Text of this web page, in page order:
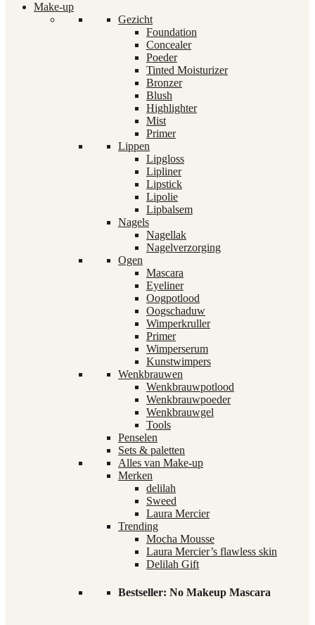
Make-up
Gezicht
Foundation
Concealer
Poeder
Tinted Moisturizer
Bronzer
Blush
Highlighter
Mist
Primer
Lippen
Lipgloss
Lipliner
Lipstick
Lipolie
Lipbalsem
Nagels
Nagellak
Nagelverzorging
Ogen
Mascara
Eyeliner
Oogpotlood
Oogschaduw
Wimperkruller
Primer
Wimperserum
Kunstwimpers
Wenkbrauwen
Wenkbrauwpotlood
Wenkbrauwpoeder
Wenkbrauwgel
Tools
Penselen
Sets & paletten
Alles van Make-up
Merken
delilah
Sweed
Laura Mercier
Trending
Mocha Mousse
Laura Mercier’s flawless skin
Delilah Gift
Bestseller: No Makeup Mascara